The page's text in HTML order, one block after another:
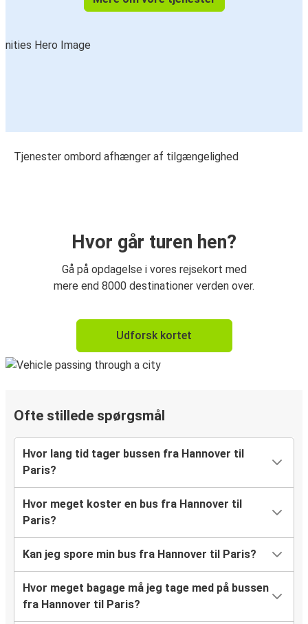
Tjenester ombord afhænger af tilgængelighed
Hvor går turen hen?
Gå på opdagelse i vores rejsekort med
mere end 8000 destinationer verden over.
Udforsk kortet
Ofte stillede spørgsmål
Hvor lang tid tager bussen fra Hannover til
Paris?
Hvor meget koster en bus fra Hannover til
Paris?
Kan jeg spore min bus fra Hannover til Paris?
Hvor meget bagage må jeg tage med på bussen
fra Hannover til Paris?